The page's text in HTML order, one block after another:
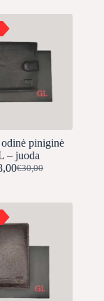
piniginė
– juoda
€30,00
Original
Current